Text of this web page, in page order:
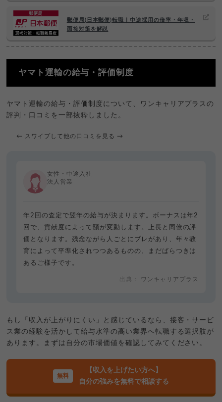
郵便局(日本郵便)転職｜中途採用の倍率・年収・
面接対策を解説
ヤマト運輸の給与・評価制度
ヤマト運輸の給与・評価制度について、ワンキャリアプラスの
評判・口コミを一部抜粋しました。
← スワイプして他の口コミを見る →
女性・中途入社
法人営業
年2回の査定で翌年の給与が決まります。ボーナスは年2
回で、貢献度によって額が変動します。上長と同僚の評
価となります。残念ながら人ごとにブレがあり、年々教
育によって平準化されつつあるものの、まだばらつきは
あるご様子です。
ワンキャリアプラス
もし「収入が上がりにくい」と感じているなら、接客・サービ
ス業の経験を活かして給与水準の高い業界へ転職する選択肢が
あります。まずは自分の市場価値を確認してみてください。
【収入を上げたい方へ】
自分の強みを無料で相談する